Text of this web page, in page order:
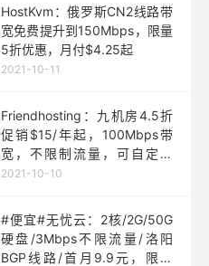
HostKvm：俄罗斯CN2线路带
宽免费提升到150Mbps，限量
5折优惠，月付$4.25起
2021-10-11
Friendhosting：九机房4.5折
促销$15/年起，100Mbps带
宽，不限制流量，可自定义
ISO
2021-10-10
#便宜#无忧云：2核/2G/50G
硬盘/3Mbps不限流量/洛阳
BGP线路/首月9.9元，限量